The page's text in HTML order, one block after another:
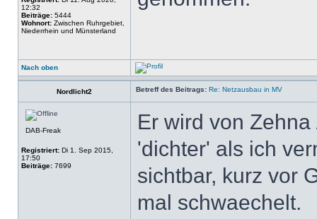
12:32
Beiträge: 5444
Wohnort: Zwischen Ruhrgebiet,
Niederrhein und Münsterland
Nach oben
Nordlicht2 Betreff des Beitrags: Re: Netzausbau in MV
DAB-Freak
Registriert: Di 1. Sep 2015,
17:50
Beiträge: 7699
Er wird von
'dichter' als ich
sichtbar, kurz vor
mal schwaechelt.